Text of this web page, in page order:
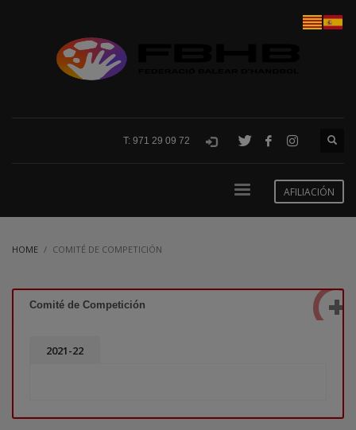
T: 971 29 09 72
AFILIACIÓN
HOME COMITÉ DE COMPETICIÓN
Comité de Competición
2021-22